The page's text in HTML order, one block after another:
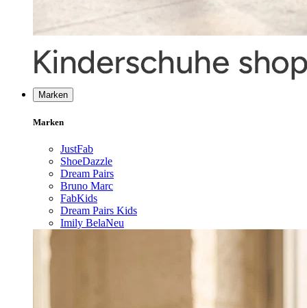
Marken
Marken
JustFab
ShoeDazzle
Dream Pairs
Bruno Marc
FabKids
Dream Pairs Kids
Imily BelaNeu